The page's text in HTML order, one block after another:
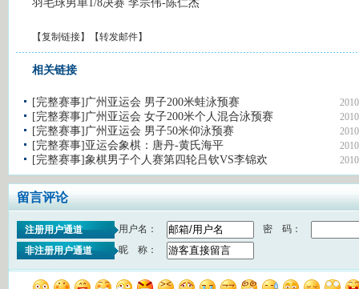
羽毛球男单1/8决赛 李宗伟-陈仁杰
【复制链接】【转发邮件】
相关链接
[完整赛事]广州亚运会 男子200米蛙泳预赛
[完整赛事]广州亚运会 女子200米个人混合泳预赛
[完整赛事]广州亚运会 男子50米仰泳预赛
[完整赛事]亚运会象棋：唐丹-黄氏海平
[完整赛事]象棋男子个人赛第四轮吕钦VS李锦欢
留言评论
注册用户通道 用户名：
密 码：
非注册用户通道
昵 称：